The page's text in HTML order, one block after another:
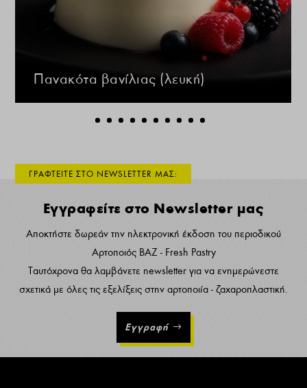
Πανακότα βανίλιας (λευκή)
ΓΡΑΦΤΕΙΤΕ ΣΤΟ NEWSLETTER ΜΑΣ:
Εγγραφείτε στο Newsletter μας
Αποκτήστε δωρεάν την ηλεκτρονική έκδοση του περιοδικού
Αρτοποιός ΒΑΖ - Fresh Pastry
Ταυτόχρονα θα λαμβάνετε newsletter για να ενημερώνεστε
σχετικά με όλες τις εξελίξεις στην αρτοποιία - ζαχαροπλαστική.
Εγγραφή